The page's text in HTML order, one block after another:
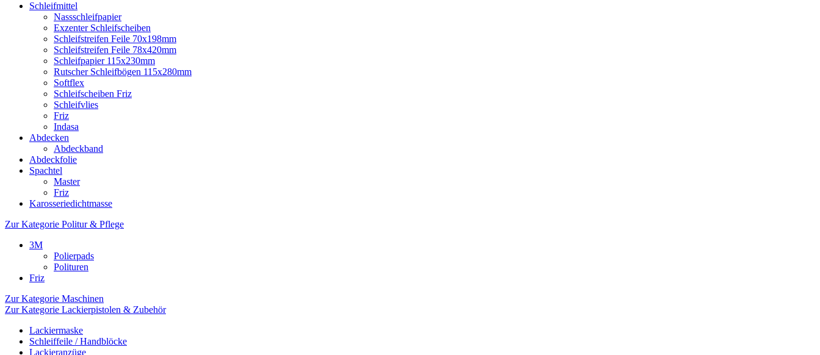
Schleifmittel
Nassschleifpapier
Exzenter Schleifscheiben
Schleifstreifen Feile 70x198mm
Schleifstreifen Feile 78x420mm
Schleifpapier 115x230mm
Rutscher Schleifbögen 115x280mm
Softflex
Schleifscheiben Friz
Schleifvlies
Friz
Indasa
Abdecken
Abdeckband
Abdeckfolie
Spachtel
Master
Friz
Karosseriedichtmasse
Zur Kategorie Politur & Pflege
3M
Polierpads
Polituren
Friz
Zur Kategorie Maschinen
Zur Kategorie Lackierpistolen & Zubehör
Lackiermaske
Schleiffeile / Handblöcke
Lackieranzüge